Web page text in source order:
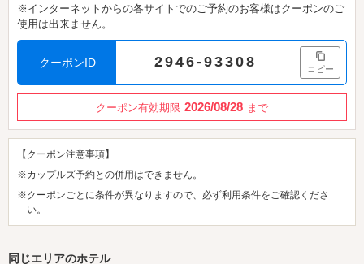
※インターネットからの各サイトでのご予約のお客様はクーポンのご
使用は出来ません。
クーポンID 2946-93308 コピー
クーポン有効期限 2026/08/28 まで
【クーポン注意事項】
※カップルズ予約との併用はできません。
※クーポンごとに条件が異なりますので、必ず利用条件をご確認くださ
い。
同じエリアのホテル